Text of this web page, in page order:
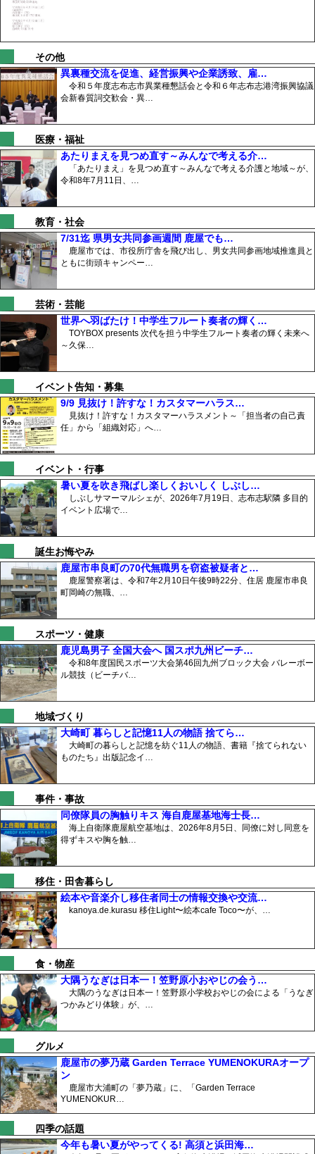
その他
異裏種交流を促進、経営振興や企業誘致、雇…
令和５年度志布志市異業種懇話会と令和６年志布志港湾振興協議
会新春質詞交歓会・異…
医療・福祉
あたりまえを見つめ直す～みんなで考える介…
「あたりまえ」を見つめ直す～みんなで考える介護と地域～が、
令和8年7月11日、…
教育・社会
7/31迄 県男女共同参画週間 鹿屋でも…
鹿屋市では、市役所庁舎を飛び出し、男女共同参画地域推進員と
ともに街頭キャンペー…
芸術・芸能
世界へ羽ばたけ！中学生フルート奏者の輝く…
TOYBOX presents 次代を担う中学生フルート奏者の輝く未来へ
～久保…
イベント告知・募集
9/9 見抜け！許すな！カスタマーハラス…
見抜け！許すな！カスタマーハラスメント～「担当者の自己責
任」から「組織対応」へ…
イベント・行事
暑い夏を吹き飛ばし楽しくおいしく しぶし…
しぶしサマーマルシェが、2026年7月19日、志布志駅隣 多目的
イベント広場で…
誕生お悔やみ
鹿屋市串良町の70代無職男を窃盗被疑者と…
鹿屋警察署は、令和7年2月10日午後9時22分、住居 鹿屋市串良
町岡崎の無職、…
スポーツ・健康
鹿児島男子 全国大会へ 国スポ九州ビーチ…
令和8年度国民スポーツ大会第46回九州ブロック大会 バレーボー
ル競技（ビーチバ…
地域づくり
大崎町 暮らしと記憶11人の物語 捨てら…
大崎町の暮らしと記憶を紡ぐ11人の物語、書籍『捨てられない
ものたち』出版記念イ…
事件・事故
同僚隊員の胸触りキス 海自鹿屋基地海士長…
海上自衛隊鹿屋航空基地は、2026年8月5日、同僚に対し同意を
得ずキスや胸を触…
移住・田舎暮らし
絵本や音楽介し移住者同士の情報交換や交流…
kanoya.de.kurasu 移住Light〜絵本cafe Toco〜が、…
食・物産
大隅うなぎは日本一！笠野原小おやじの会う…
大隅のうなぎは日本一！笠野原小学校おやじの会による「うなぎ
つかみどり体験」が、…
グルメ
鹿屋市の夢乃蔵 Garden Terrace YUMENOKURAオープ
ン
鹿屋市大浦町の「夢乃蔵」に、「Garden Terrace
YUMENOKUR…
四季の話題
今年も暑い夏がやってくる! 高須と浜田海…